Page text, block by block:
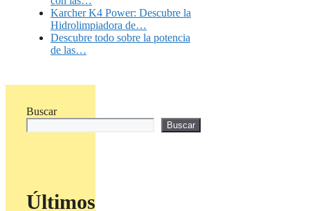
Karcher K4 Power: Descubre la
Hidrolimpiadora de…
Descubre todo sobre la potencia
de las…
Buscar
Buscar
Últimos